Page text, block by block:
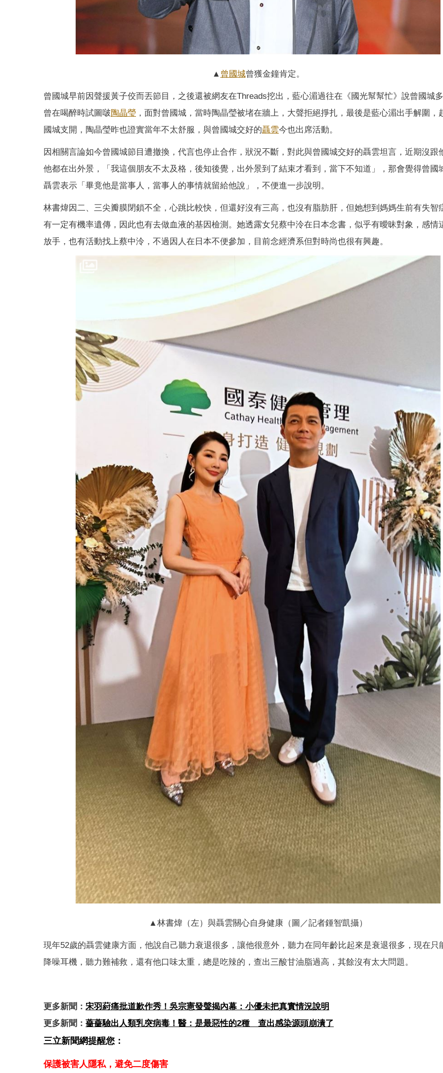
▲ 曾國城曾獲金鐘肯定。
曾國城早前因聲援黃子佼而丟節目，之後還被網友在Threads挖出，藍心湄過往在《國光幫幫忙》說曾國城
曾在喝醉時試圖啵陶晶瑩 ，面對曾國城，當時陶晶瑩被堵在牆上，大聲拒絕掙扎，最後是藍心湄出手解圍，
國城支開，陶晶瑩昨也證實當年不太舒服，與曾國城交好的聶雲今也出席活動。
因相關言論如今曾國城節目遭撤換，代言也停止合作，狀況不斷，對此與曾國城交好的聶雲坦言，近期沒跟
他都在出外景，「我這個朋友不太及格，後知後覺，出外景到了結束才看到，當下不知道」，那會覺得曾國
聶雲表示「畢竟他是當事人，當事人的事情就留給他說」，不便進一步說明。
林書煒因二、三尖瓣膜閉鎖不全，心跳比較快，但還好沒有三高，也沒有脂肪肝，但她想到媽媽生前有失智
有一定有機率遺傳，因此也有去做血液的基因檢測。她透露女兒蔡中泠在日本念書，似乎有曖昧對象，感情
放手，也有活動找上蔡中泠，不過因人在日本不便參加，目前念經濟系但對時尚也很有興趣。
▲林書煒（左）與聶雲關心自身健康（圖／記者鍾智凱攝）
現年52歲的聶雲健康方面，他說自己聽力衰退很多，讓他很意外，聽力在同年齡比起來是衰退很多，現在只
降噪耳機，聽力難補救，還有他口味太重，總是吃辣的，查出三酸甘油脂過高，其餘沒有太大問題。
更多新聞： 宋羽葤痛批道歉作秀！吳宗憲發聲揭內幕：小優未把真實情況說明
更多新聞： 薔薔驗出人類乳突病毒！醫：是最惡性的2種 查出感染源頭崩潰了
三立新聞網提醒您：
保護被害人隱私，避免二度傷害